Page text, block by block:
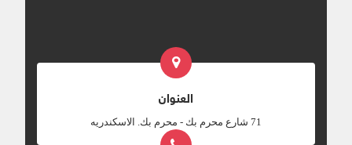
العنوان
‎71 شارع محرم بك - محرم بك. الاسكندريه